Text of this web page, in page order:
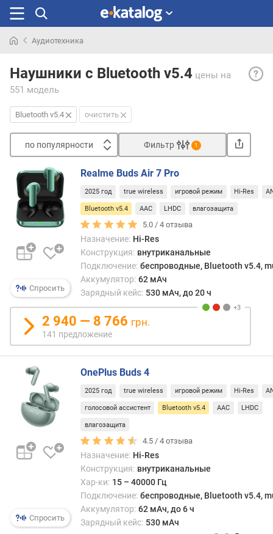
раньше
Аудиотехника
Наушники с Bluetooth v5.4 цены на
551 модель
v5.4
в
2023
Эта
Bluetooth v5.4 очистить
по популярности
п
о
п
о
у
л
р
н
о
с
т
и
о
т
д
е
ш
в
ы
о
р
Фильтр 1
Спросить
Realme Buds Air 7 Pro
2025 год true wireless игровой режим Hi-Res
Bluetooth v5.4 AAC LHDC влагозащита
5.0 /4 отзыва
Назначение: Hi-Res
Конструкция: внутриканальные
Подключение: беспроводные, Bluetooth v5.4,
Аккумулятор: 62 мАч
Зарядный кейс: 530 мАч, до 20 ч
2 940 — 8 766 грн.
141 предложение
Спросить
OnePlus Buds 4
2025 год true wireless игровой режим Hi-Res
голосовой ассистент Bluetooth v5.4 AAC LHDC
влагозащита
4.5 /4 отзыва
Назначение: Hi-Res
Конструкция: внутриканальные
Хар-ки: 15 – 40000 Гц
Подключение: беспроводные, Bluetooth v5.4,
Аккумулятор: 62 мАч, до 6 ч
Зарядный кейс: 530 мАч